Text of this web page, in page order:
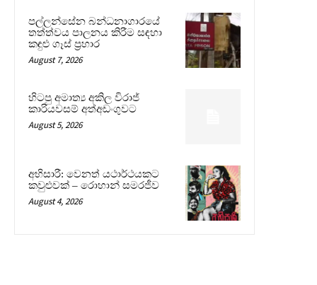
පල්ලන්සේන බන්ධනාගාරයේ
තත්ත්වය පාලනය කිරීම සඳහා
කඳුළු ගෑස් ප්‍රහාර
August 7, 2026
හිටපු අමාත්‍ය අකිල විරාජ්
කාරියවසම් අත්අඩංගුවට
August 5, 2026
අභිසාරී: වෙනත් යථාර්ථයකට
කවුළුවක් – රොහාන් සමරජීව
August 4, 2026